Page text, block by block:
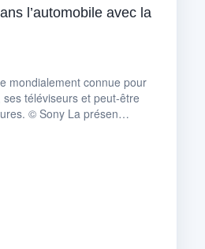
l’automobile avec la
mondialement connue pour
téléviseurs et peut-être
© Sony La présen…